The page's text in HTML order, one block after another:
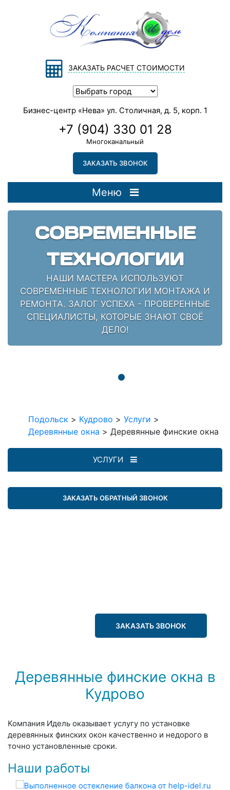
ЗАКАЗАТЬ РАСЧЕТ СТОИМОСТИ
Бизнес-центр «Нева» ул. Столичная, д. 5, корп. 1
+7 (904) 330 01 28
Многоканальный
ЗАКАЗАТЬ ЗВОНОК
Меню
СОВРЕМЕННЫЕ
ТЕХНОЛОГИИ
НАШИ МАСТЕРА ИСПОЛЬЗУЮТ
СОВРЕМЕННЫЕ ТЕХНОЛОГИИ МОНТАЖА И
РЕМОНТА. ЗАЛОГ УСПЕХА - ПРОВЕРЕННЫЕ
СПЕЦИАЛИСТЫ, КОТОРЫЕ ЗНАЮТ СВОЁ
ДЕЛО!
Подольск > Кудрово > Услуги >
Деревянные окна > Деревянные финские окна
УСЛУГИ
ЗАКАЗАТЬ ОБРАТНЫЙ ЗВОНОК
ЗАКАЗАТЬ ЗВОНОК
Деревянные финские окна в
Кудрово
Компания Идель оказывает услугу по установке
деревянных финских окон качественно и недорого в
точно установленные сроки.
Наши работы